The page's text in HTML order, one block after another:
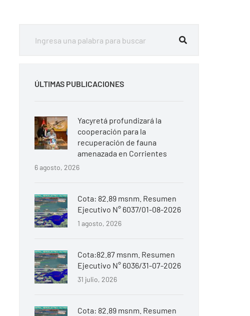
ÚLTIMAS PUBLICACIONES
Yacyretá profundizará la
cooperación para la
recuperación de fauna
amenazada en Corrientes
6 agosto, 2026
Cota: 82.89 msnm. Resumen
Ejecutivo N° 6037/01-08-2026
1 agosto, 2026
Cota:82.87 msnm. Resumen
Ejecutivo N° 6036/31-07-2026
31 julio, 2026
Cota: 82.89 msnm. Resumen